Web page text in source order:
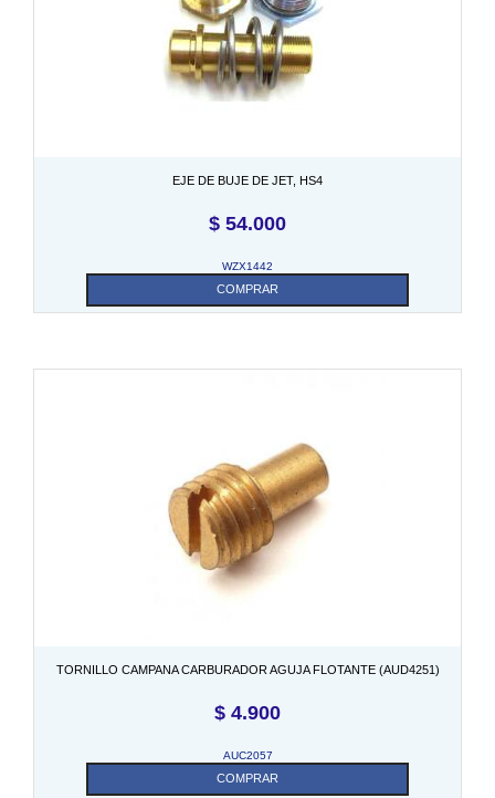
EJE DE BUJE DE JET, HS4
$ 54.000
WZX1442
COMPRAR
TORNILLO CAMPANA CARBURADOR AGUJA FLOTANTE (AUD4251)
$ 4.900
AUC2057
COMPRAR